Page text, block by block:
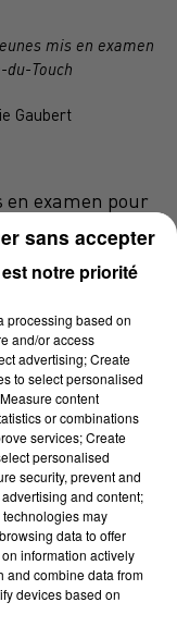
mis en examen
Touch
Gaubert
en examen pour
cette
2023. Dans
3h du matin. Un
est rassemblé
la soirée, ils
une application
sur place
lui et les
de la
à
situation se serait
coups ciblent
loin et assène
Tout le monde
notre priorité
processing based on
and/or access
advertising; Create
to select personalised
content
or combinations
services; Create
personalised
security, prevent and
and content;
may
data to offer
information actively
and combine data from
devices based on
sans accepter